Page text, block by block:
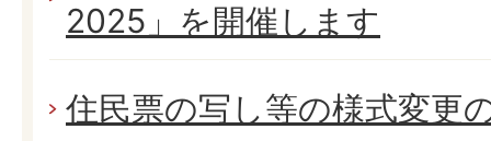
2025」を開催します
住民票の写し等の様式変更